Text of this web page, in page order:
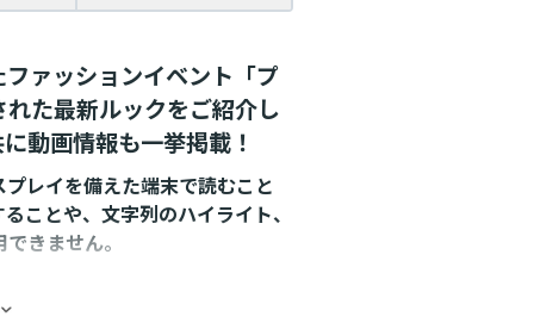
ァッションイベント「プ
た最新ルックをご紹介し
動画情報も一挙掲載！
レイを備えた端末で読むこと
ことや、文字列のハイライト、
きません。